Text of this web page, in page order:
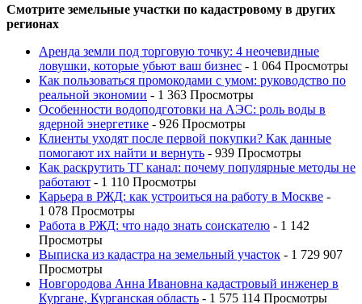
Смотрите земельные участки по кадастровому в других
регионах
Аренда земли под торговую точку: 4 неочевидные
ловушки, которые убьют ваш бизнес - 1 064 Просмотры
Как пользоваться промокодами с умом: руководство по
реальной экономии - 1 363 Просмотры
Особенности водоподготовки на АЭС: роль воды в
ядерной энергетике - 926 Просмотры
Клиенты уходят после первой покупки? Как данные
помогают их найти и вернуть - 939 Просмотры
Как раскрутить ТГ канал: почему популярные методы не
работают - 1 110 Просмотры
Карьера в РЖД: как устроиться на работу в Москве -
1 078 Просмотры
Работа в РЖД: что надо знать соискателю - 1 142
Просмотры
Выписка из кадастра на земельный участок - 1 729 907
Просмотры
Новгородова Анна Ивановна кадастровый инженер в
Кургане, Курганская область - 1 575 114 Просмотры